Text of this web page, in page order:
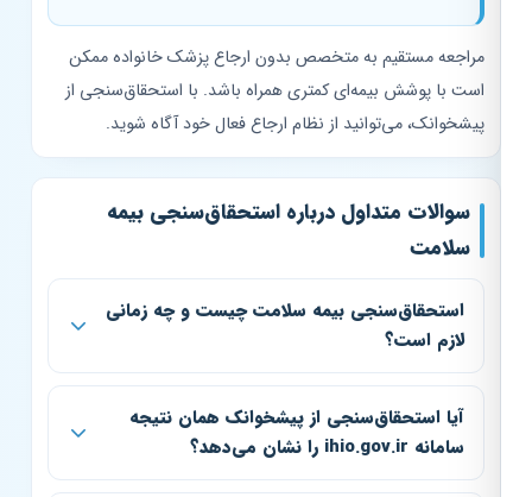
مراجعه مستقیم به متخصص بدون ارجاع پزشک خانواده ممکن
است با پوشش بیمه‌ای کمتری همراه باشد. با استحقاق‌سنجی از
پیشخوانک، می‌توانید از نظام ارجاع فعال خود آگاه شوید.
سوالات متداول درباره استحقاق‌سنجی بیمه
سلامت
استحقاق‌سنجی بیمه سلامت چیست و چه زمانی
لازم است؟
آیا استحقاق‌سنجی از پیشخوانک همان نتیجه
سامانه ihio.gov.ir را نشان می‌دهد؟